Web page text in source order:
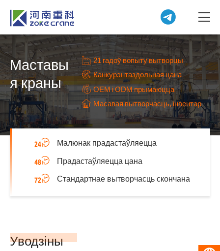
Маставы
я краны
21 гадоў вопыту вытворцы
Канкурэнтаздольная цана
OEM і ODM прымаюцца
Масавая вытворчасць, інвентар
Малюнак прадастаўляецца
Прадастаўляецца цана
Стандартнае вытворчасць скончана
Уводзіны